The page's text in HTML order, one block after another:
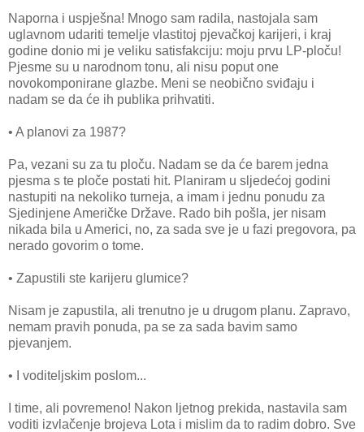
Naporna i uspješna! Mnogo sam radila, nastojala sam
uglavnom udariti temelje vlastitoj pjevačkoj karijeri, i kraj
godine donio mi je veliku satisfakciju: moju prvu LP-ploču!
Pjesme su u narodnom tonu, ali nisu poput one
novokomponirane glazbe. Meni se neobično sviđaju i
nadam se da će ih publika prihvatiti.
• A planovi za 1987?
Pa, vezani su za tu ploču. Nadam se da će barem jedna
pjesma s te ploče postati hit. Planiram u sljedećoj godini
nastupiti na nekoliko turneja, a imam i jednu ponudu za
Sjedinjene Američke Države. Rado bih pošla, jer nisam
nikada bila u Americi, no, za sada sve je u fazi pregovora, pa
nerado govorim o tome.
• Zapustili ste karijeru glumice?
Nisam je zapustila, ali trenutno je u drugom planu. Zapravo,
nemam pravih ponuda, pa se za sada bavim samo
pjevanjem.
• I voditeljskim poslom...
I time, ali povremeno! Nakon ljetnog prekida, nastavila sam
voditi izvlačenje brojeva Lota i mislim da to radim dobro. Sve